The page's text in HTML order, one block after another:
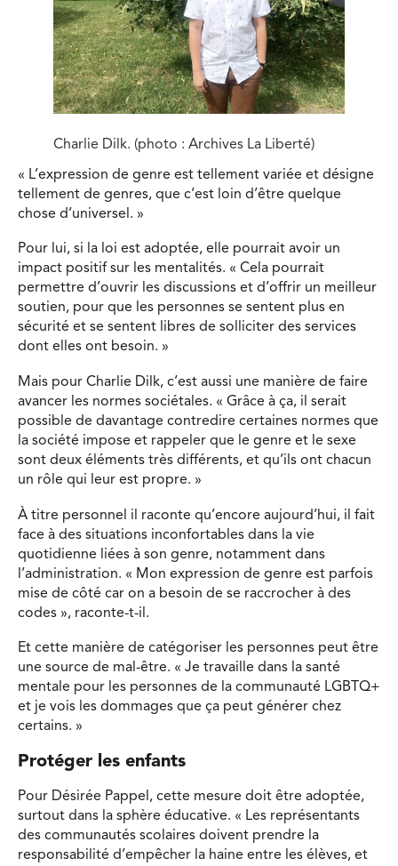
Charlie Dilk. (photo : Archives La Liberté)
« L’expression de genre est tellement variée et désigne
tellement de genres, que c’est loin d’être quelque
chose d’universel. »
Pour lui, si la loi est adoptée, elle pourrait avoir un
impact positif sur les mentalités. « Cela pourrait
permettre d’ouvrir les discussions et d’offrir un meilleur
soutien, pour que les personnes se sentent plus en
sécurité et se sentent libres de solliciter des services
dont elles ont besoin. »
Mais pour Charlie Dilk, c’est aussi une manière de faire
avancer les normes sociétales. « Grâce à ça, il serait
possible de davantage contredire certaines normes que
la société impose et rappeler que le genre et le sexe
sont deux éléments très différents, et qu’ils ont chacun
un rôle qui leur est propre. »
À titre personnel il raconte qu’encore aujourd’hui, il fait
face à des situations inconfortables dans la vie
quotidienne liées à son genre, notamment dans
l’administration. « Mon expression de genre est parfois
mise de côté car on a besoin de se raccrocher à des
codes », raconte-t-il.
Et cette manière de catégoriser les personnes peut être
une source de mal-être. « Je travaille dans la santé
mentale pour les personnes de la communauté LGBTQ+
et je vois les dommages que ça peut générer chez
certains. »
Protéger les enfants
Pour Désirée Pappel, cette mesure doit être adoptée,
surtout dans la sphère éducative. « Les représentants
des communautés scolaires doivent prendre la
responsabilité d’empêcher la haine entre les élèves, et